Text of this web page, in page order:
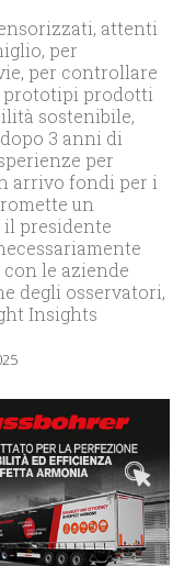
attenti
per
per controllare
prototipi prodotti
sostenibile,
3 anni di
per
arrivo fondi per i
un
il presidente
le aziende
degli osservatori,
Insights